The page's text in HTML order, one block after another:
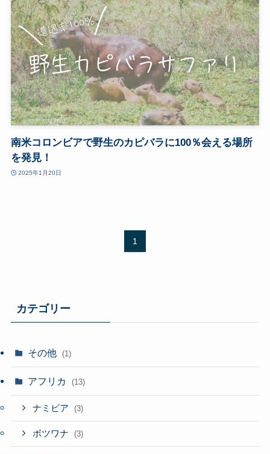
南米コロンビアで野生のカピバラに100％会える場所
を発見！
2025年1月20日
1
カテゴリー
その他 (1)
アフリカ (13)
ナミビア (3)
ボツワナ (3)